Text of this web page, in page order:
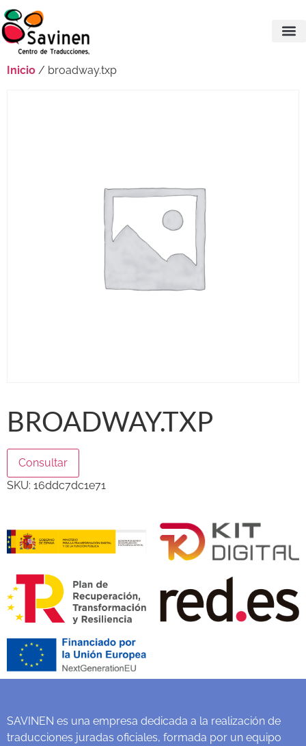
Inicio / broadway.txp
BROADWAY.TXP
Consultar
SKU: 16ddc7dc1e71
SAVINEN es una empresa dedicada a la realización de
traducciones juradas oficiales, formada por un equipo